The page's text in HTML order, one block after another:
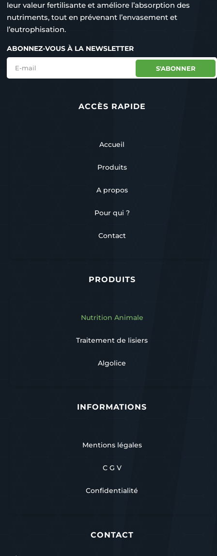
leur valeur fertilisante et améliore l’absorption des
nutriments, tout en prévenant l’envasement et
l’eutrophisation.
ABONNEZ-VOUS À LA NEWSLETTER
S'ABONNER
ACCÈS RAPIDE
Accueil
Produits
A propos
Pour qui ?
Contact
PRODUITS
Nutrition Animale
Traitement de lisiers
Algolice
INFORMATIONS
Mentions légales
C G V
Confidentialité
CONTACT